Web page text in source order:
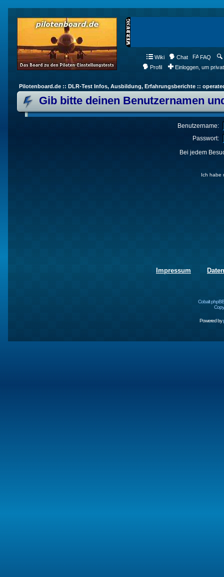
Wiki Chat FAQ
Profil
Einloggen, um
Pilotenboard.de :: DLR-Test Infos, Ausbildung, Erfahrungsberichte ::
Gib bitte deinen Benutzernamen
Benutzername:
Passwort:
Bei jedem
Ich habe
Impressum
Cobalt
Powered by